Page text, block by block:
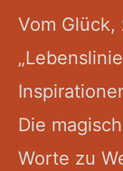
Vom
Die
Worte zu